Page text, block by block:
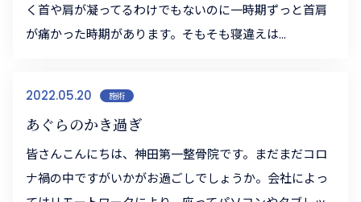
く首や肩が凝ってるわけでもないのに一時期ずっと首肩
が痛かった時期があります。そもそも寝違えは...
2022.05.20 施術
あぐらのかき過ぎ
皆さんこんにちは、神田第一整骨院です。まだまだコロ
ナ禍の中ですがいかがお過ごしでしょうか。会社によっ